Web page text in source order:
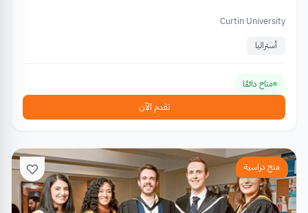
Curtin University
أستراليا
متاح دائمًا
تقدم الآن
منح دراسية